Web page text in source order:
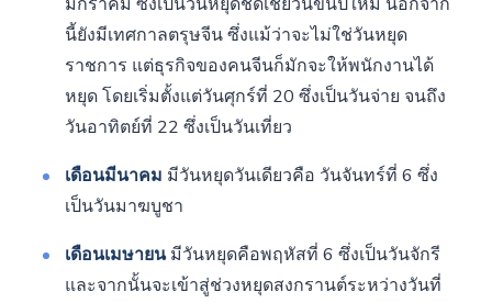
นี้ยังมีเทศกาลตรุษจีน ซึ่งแม้ว่าจะไม่ใช่วันหยุด
ราชการ แต่ธุรกิจของคนจีนก็มักจะให้พนักงานได้
หยุด โดยเริ่มตั้งแต่วันศุกร์ที่ 20 ซึ่งเป็นวันจ่าย จนถึง
วันอาทิตย์ที่ 22 ซึ่งเป็นวันเที่ยว
เดือนมีนาคม มีวันหยุดวันเดียวคือ วันจันทร์ที่ 6 ซึ่ง
เป็นวันมาฆบูชา
เดือนเมษายนมีวันหยุดคือพฤหัสที่ 6 ซึ่งเป็นวันจักรี
และจากนั้นจะเข้าสู่ช่วงหยุดสงกรานต์ระหว่างวันที่